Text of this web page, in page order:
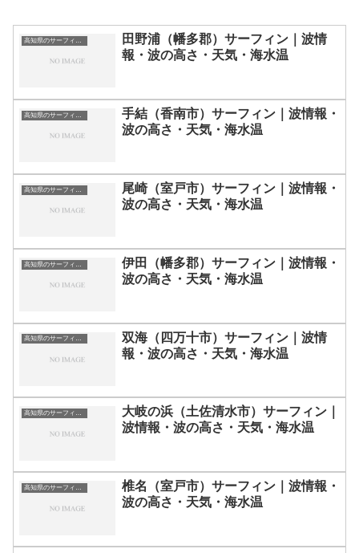
高知県のサーフィン波情報・ポイント・スポット一覧
田野浦（幡多郡）サーフィン｜波情
報・波の高さ・天気・海水温
手結（香南市）サーフィン｜波情報・
波の高さ・天気・海水温
尾崎（室戸市）サーフィン｜波情報・
波の高さ・天気・海水温
伊田（幡多郡）サーフィン｜波情報・
波の高さ・天気・海水温
高知県のサーフィン波情報・ポイント・スポット一覧
双海（四万十市）サーフィン｜波情
報・波の高さ・天気・海水温
高知県のサーフィン波情報・ポイント・スポット一覧
大岐の浜（土佐清水市）サーフィン｜
波情報・波の高さ・天気・海水温
高知県のサーフィン波情報・ポイント・スポット一覧
椎名（室戸市）サーフィン｜波情報・
波の高さ・天気・海水温